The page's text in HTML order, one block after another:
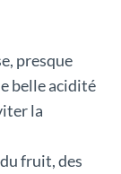
presque
belle acidité
la
fruit, des